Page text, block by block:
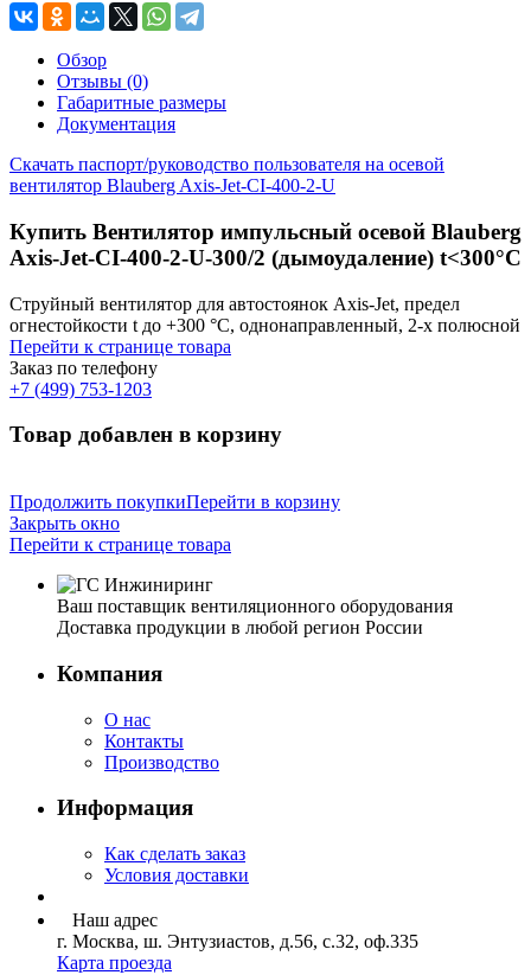
Обзор
Отзывы (0)
Габаритные размеры
Документация
Скачать паспорт/руководство пользователя на осевой
вентилятор Blauberg Axis-Jet-CI-400-2-U
Купить Вентилятор импульсный осевой Blauberg
Axis-Jet-CI-400-2-U-300/2 (дымоудаление) t<300°С
Струйный вентилятор для автостоянок Axis-Jet, предел
огнестойкости t до +300 °С, однонаправленный, 2-х полюсной
Перейти к странице товара
Заказ по телефону
+7 (499) 753-1203
Товар добавлен в корзину
Продолжить покупкиПерейти в корзину
Закрыть окно
Перейти к странице товара
Ваш поставщик вентиляционного оборудования
Доставка продукции в любой регион России
Компания
О нас
Контакты
Производство
Информация
Как сделать заказ
Условия доставки
Наш адрес
г. Москва, ш. Энтузиастов, д.56, с.32, оф.335
Карта проезда